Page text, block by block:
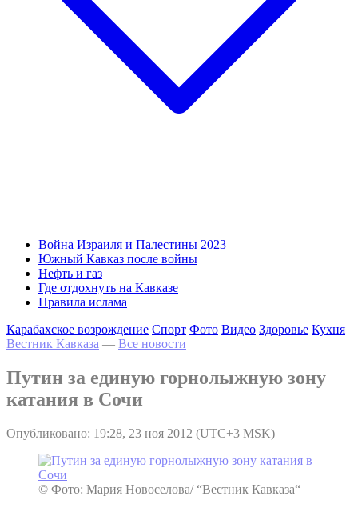
Война Израиля и Палестины 2023
Южный Кавказ после войны
Нефть и газ
Где отдохнуть на Кавказе
Правила ислама
Карабахское возрождение Спорт Фото Видео Здоровье Кухня
Вестник Кавказа — Все новости
Путин за единую горнолыжную зону
катания в Сочи
Опубликовано: 19:28, 23 ноя 2012 (UTC+3 MSK)
© Фото: Мария Новоселова/ “Вестник Кавказа“